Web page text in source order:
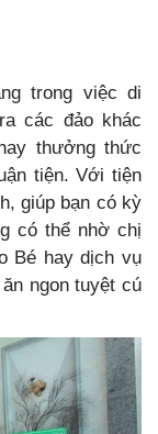
trong việc di
các đảo khác
thưởng thức
tiện. Với tiện
giúp bạn có kỳ
có thể nhờ chị
Bé hay dịch vụ
ngon tuyệt cú